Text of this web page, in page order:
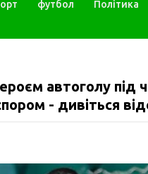
футбол Політика
автоголу під
- дивіться